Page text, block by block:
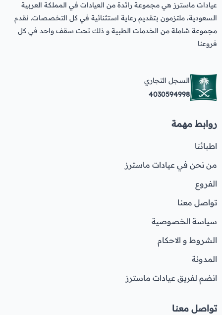
عيادات ماسترز هي مجموعة رائدة من العيادات في المملكة العربية
السعودية، ملتزمون بتقديم رعاية استثنائية في كل التخصصات. نقدم
مجموعة شاملة من الخدمات الطبية و ذلك تحت سقف واحد في كل
فروعنا
السجل التجاري
4030594998
روابط مهمة
اطبائنا
من نحن في عيادات ماسترز
الفروع
تواصل معنا
سياسة الخصوصية
الشروط و الاحكام
المدونة
انضم لفريق عيادات ماسترز
تواصل معنا